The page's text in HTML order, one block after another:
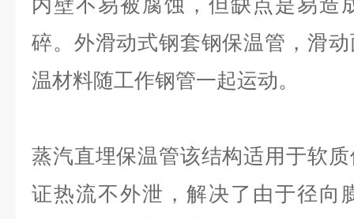
内壁不易被腐蚀，但缺点是易造
碎。外滑动式钢套钢保温管，滑
温材料随工作钢管一起运动。
蒸汽直埋保温管该结构适用于软
证热流不外泄，解决了由于径向